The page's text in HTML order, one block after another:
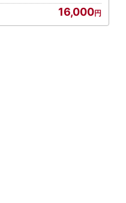
16,000